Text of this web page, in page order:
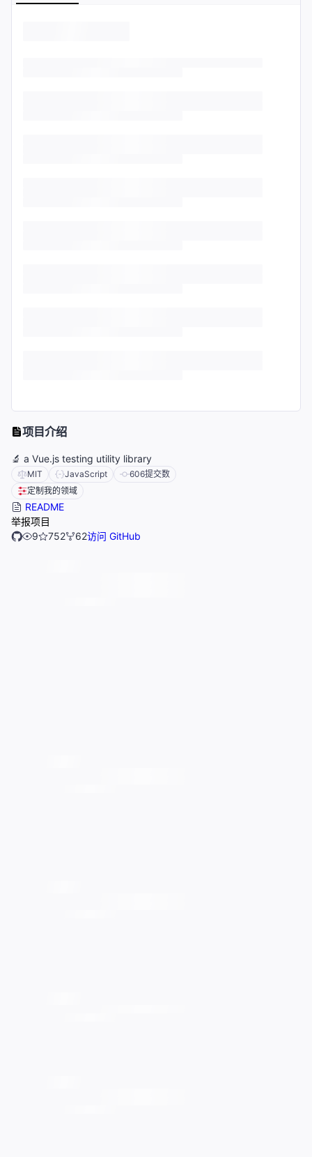
项目介绍
🔬 a Vue.js testing utility library
MIT JavaScript 606提交数
定制我的领域
README
举报项目
9
752 62访问 GitHub